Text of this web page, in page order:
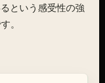
という感受性の強
。